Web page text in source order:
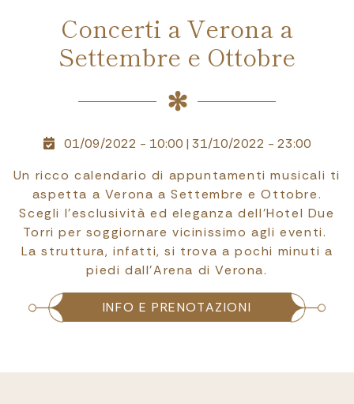
Concerti a Verona a
Settembre e Ottobre
01/09/2022 - 10:00 | 31/10/2022 - 23:00
Un ricco calendario di appuntamenti musicali ti
aspetta a Verona a Settembre e Ottobre.
Scegli l’esclusività ed eleganza dell’Hotel Due
Torri per soggiornare vicinissimo agli eventi.
La struttura, infatti, si trova a pochi minuti a
piedi dall’Arena di Verona.
INFO E PRENOTAZIONI